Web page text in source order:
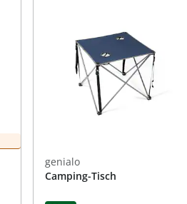
jetzt
Jetzt
Haushalt
Jetzt
genialo
Camping-Tisch